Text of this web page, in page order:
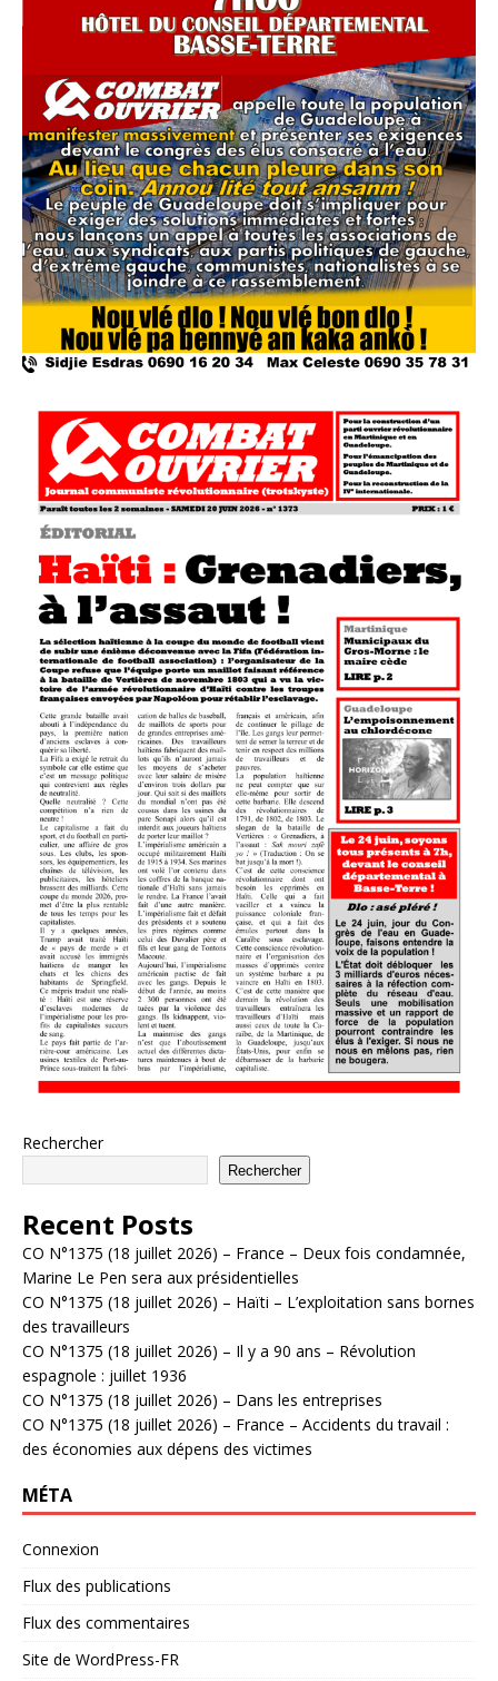
Rechercher
Rechercher
Recent Posts
CO N°1375 (18 juillet 2026) – France – Deux fois condamnée,
Marine Le Pen sera aux présidentielles
CO N°1375 (18 juillet 2026) – Haïti – L’exploitation sans bornes
des travailleurs
CO N°1375 (18 juillet 2026) – Il y a 90 ans – Révolution
espagnole : juillet 1936
CO N°1375 (18 juillet 2026) – Dans les entreprises
CO N°1375 (18 juillet 2026) – France – Accidents du travail :
des économies aux dépens des victimes
MÉTA
Connexion
Flux des publications
Flux des commentaires
Site de WordPress-FR